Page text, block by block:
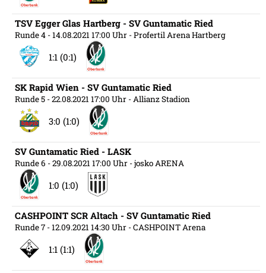
TSV Egger Glas Hartberg - SV Guntamatic Ried
Runde 4 - 14.08.2021 17:00 Uhr - Profertil Arena Hartberg
1:1 (0:1)
SK Rapid Wien - SV Guntamatic Ried
Runde 5 - 22.08.2021 17:00 Uhr - Allianz Stadion
3:0 (1:0)
SV Guntamatic Ried - LASK
Runde 6 - 29.08.2021 17:00 Uhr - josko ARENA
1:0 (1:0)
CASHPOINT SCR Altach - SV Guntamatic Ried
Runde 7 - 12.09.2021 14:30 Uhr - CASHPOINT Arena
1:1 (1:1)